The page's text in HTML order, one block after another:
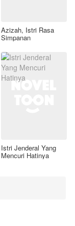
Azizah, Istri Rasa
Simpanan
Istri Jenderal Yang
Mencuri Hatinya